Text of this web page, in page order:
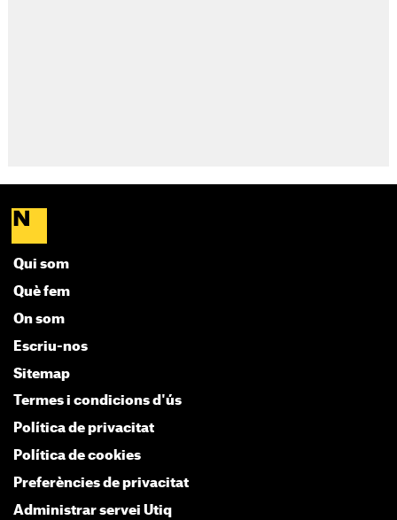
Qui som
Què fem
On som
Escriu-nos
Sitemap
Termes i condicions d'ús
Política de privacitat
Política de cookies
Preferències de privacitat
Administrar servei Utiq